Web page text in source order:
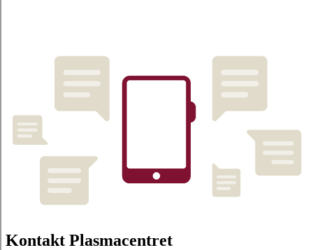
Kontakt Plasmacentret